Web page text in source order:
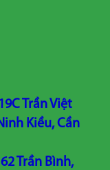
Trần Việt
Kiều, Cần
Trần Bình,